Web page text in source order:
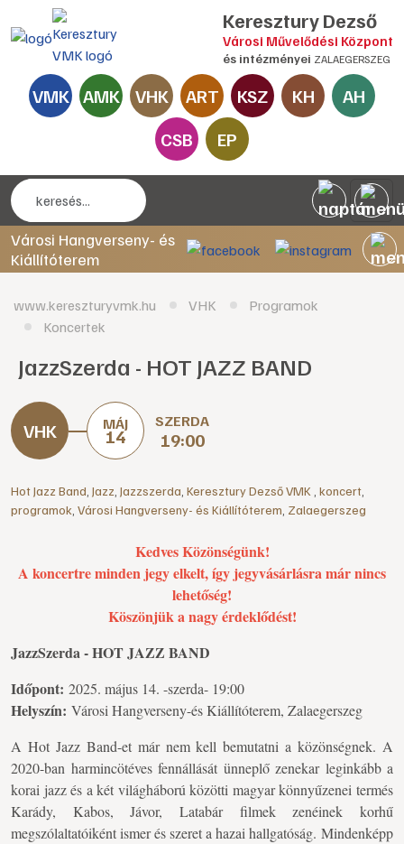
Keresztury Dezső
Városi Művelődési Központ
és intézményei ZALAEGERSZEG
VMK AMK VHK ART KSZ KH
AH
CSB
EP
Városi Hangverseny- és
Kiállítóterem
www.kereszturyvmk.hu VHK
Programok
Koncertek
JazzSzerda - HOT JAZZ BAND
MÁJ
14
SZERDA
19:00
Hot Jazz Band Jazz Jazzszerda Keresztury Dezső VMK koncert
programok Városi Hangverseny- és Kiállítóterem Zalaegerszeg
Kedves Közönségünk!
A koncertre minden jegy elkelt, így jegyvásárlásra már nincs
lehetőség!
Köszönjük a nagy érdeklődést!
JazzSzerda - HOT JAZZ BAND
Időpont: 2025. május 14. -szerda- 19:00
Helyszín: Városi Hangverseny-és Kiállítóterem, Zalaegerszeg
A Hot Jazz Band-et már nem kell bemutatni a közönségnek. A
2020-ban harmincötéves fennállását ünneplő zenekar leginkább a
korai jazz és a két világháború közötti magyar könnyűzenei termés
Karády, Kabos, Jávor, Latabár filmek zenéinek korhű
megszólaltatóiként ismer és szeret a hazai hallgatóság. Mindenképp